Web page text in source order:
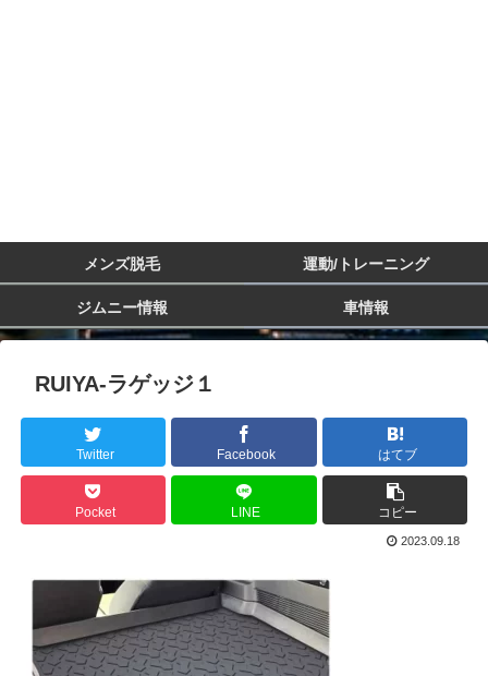
メンズ脱毛 運動/トレーニング
ジムニー情報 車情報
RUIYA-ラゲッジ１
Twitter Facebook はてブ
Pocket LINE コピー
2023.09.18